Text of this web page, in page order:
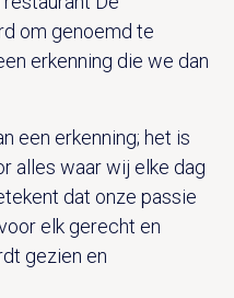
om genoemd te
erkenning die we dan
een erkenning; het is
alles waar wij elke dag
dat onze passie
elk gerecht en
gezien en